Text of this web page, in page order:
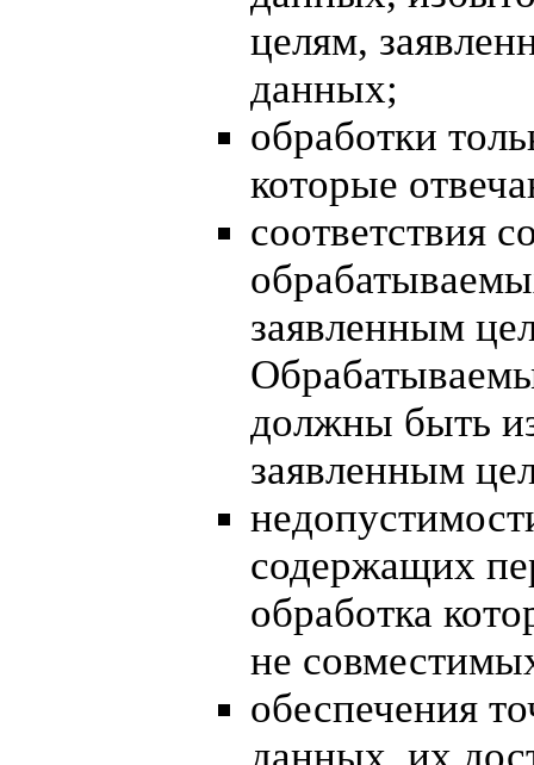
целям,
данных;
обработки
которые
соответствия
заявленным
должны быть
заявленным
содержащих
обработка
не
обеспечения